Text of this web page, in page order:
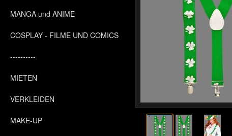
MANGA und ANIME
COSPLAY - FILME UND COMICS
----------
MIETEN
VERKLEIDEN
MAKE-UP